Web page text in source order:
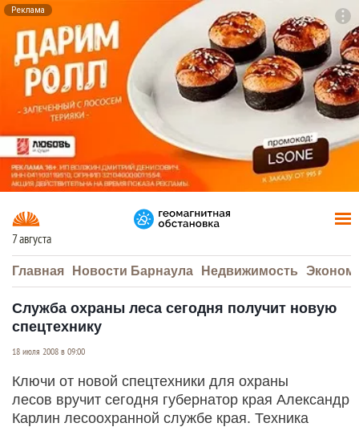
Реклама
7 августа
Главная Новости Барнаула Недвижимость
Служба охраны леса сегодня получит новую
спецтехнику
18 июля 2008 в 09:00
Ключи от новой спецтехники для охраны
лесов вручит сегодня губернатор края Александр
Карлин лесоохранной службе края. Техника